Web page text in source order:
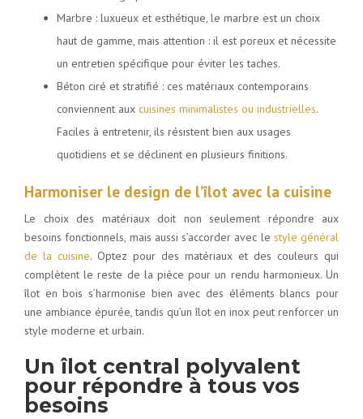
Marbre : luxueux et esthétique, le marbre est un choix
haut de gamme, mais attention : il est poreux et nécessite
un entretien spécifique pour éviter les taches.
Béton ciré et stratifié : ces matériaux contemporains
conviennent aux cuisines minimalistes ou industrielles.
Faciles à entretenir, ils résistent bien aux usages
quotidiens et se déclinent en plusieurs finitions.
Harmoniser le design de l’îlot avec la cuisine
Le choix des matériaux doit non seulement répondre aux
besoins fonctionnels, mais aussi s’accorder avec le style général
de la cuisine. Optez pour des matériaux et des couleurs qui
complètent le reste de la pièce pour un rendu harmonieux. Un
îlot en bois s’harmonise bien avec des éléments blancs pour
une ambiance épurée, tandis qu’un îlot en inox peut renforcer un
style moderne et urbain.
Un îlot central polyvalent
pour répondre à tous vos
besoins